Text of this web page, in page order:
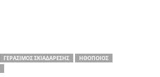
ΓΕΡΆΣΙΜΟΣ ΣΚΙΑΔΑΡΈΣΗΣ
ΗΘΟΠΟΙΌΣ